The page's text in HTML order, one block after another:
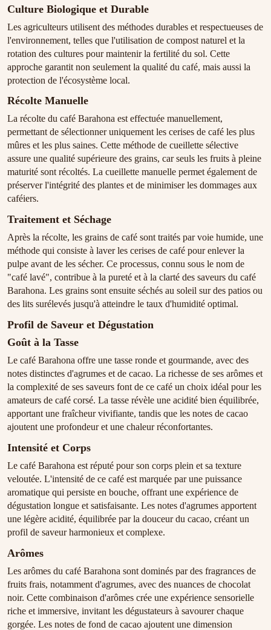
Culture Biologique et Durable
Les agriculteurs utilisent des méthodes durables et respectueuses de
l'environnement, telles que l'utilisation de compost naturel et la
rotation des cultures pour maintenir la fertilité du sol. Cette
approche garantit non seulement la qualité du café, mais aussi la
protection de l'écosystème local.
Récolte Manuelle
La récolte du café Barahona est effectuée manuellement,
permettant de sélectionner uniquement les cerises de café les plus
mûres et les plus saines. Cette méthode de cueillette sélective
assure une qualité supérieure des grains, car seuls les fruits à pleine
maturité sont récoltés. La cueillette manuelle permet également de
préserver l'intégrité des plantes et de minimiser les dommages aux
caféiers.
Traitement et Séchage
Après la récolte, les grains de café sont traités par voie humide, une
méthode qui consiste à laver les cerises de café pour enlever la
pulpe avant de les sécher. Ce processus, connu sous le nom de
"café lavé", contribue à la pureté et à la clarté des saveurs du café
Barahona. Les grains sont ensuite séchés au soleil sur des patios ou
des lits surélevés jusqu'à atteindre le taux d'humidité optimal.
Profil de Saveur et Dégustation
Goût à la Tasse
Le café Barahona offre une tasse ronde et gourmande, avec des
notes distinctes d'agrumes et de cacao. La richesse de ses arômes et
la complexité de ses saveurs font de ce café un choix idéal pour les
amateurs de café corsé. La tasse révèle une acidité bien équilibrée,
apportant une fraîcheur vivifiante, tandis que les notes de cacao
ajoutent une profondeur et une chaleur réconfortantes.
Intensité et Corps
Le café Barahona est réputé pour son corps plein et sa texture
veloutée. L'intensité de ce café est marquée par une puissance
aromatique qui persiste en bouche, offrant une expérience de
dégustation longue et satisfaisante. Les notes d'agrumes apportent
une légère acidité, équilibrée par la douceur du cacao, créant un
profil de saveur harmonieux et complexe.
Arômes
Les arômes du café Barahona sont dominés par des fragrances de
fruits frais, notamment d'agrumes, avec des nuances de chocolat
noir. Cette combinaison d'arômes crée une expérience sensorielle
riche et immersive, invitant les dégustateurs à savourer chaque
gorgée. Les notes de fond de cacao ajoutent une dimension